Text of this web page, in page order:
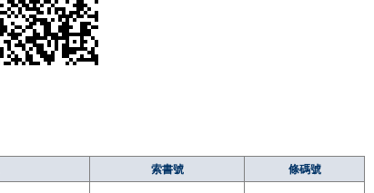
索書號 條碼號